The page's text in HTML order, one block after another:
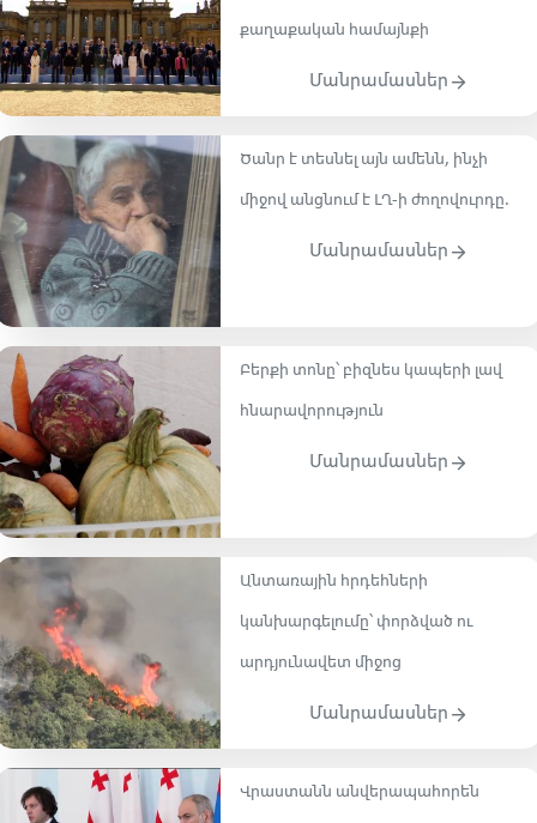
քաղաքական համայնքի
Մանրամասներ
Ծանր է տեսնել այն ամենն, ինչի
միջով անցնում է ԼՂ-ի ժողովուրդը․
Մանրամասներ
Բերքի տոնը՝ բիզնես կապերի լավ
հնարավորություն
Մանրամասներ
Անտառային հրդեհների
կանխարգելումը՝ փորձված ու
արդյունավետ միջոց
Մանրամասներ
Վրաստանն անվերապահորեն